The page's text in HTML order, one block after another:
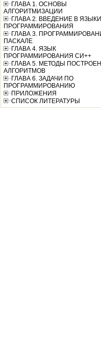
ГЛАВА 1. ОСНОВЫ
АЛГОРИТМИЗАЦИИ
ГЛАВА 2. ВВЕДЕНИЕ В ЯЗЫКИ
ПРОГРАММИРОВАНИЯ
ГЛАВА 3.
ПАСКАЛЕ
ГЛАВА 4. ЯЗЫК
ПРОГРАММИРОВАНИЯ СИ++
ГЛАВА 5. МЕТОДЫ
АЛГОРИТМОВ
ГЛАВА 6. ЗАДАЧИ ПО
ПРОГРАММИРОВАНИЮ
ПРИЛОЖЕНИЯ
СПИСОК ЛИТЕРАТУРЫ